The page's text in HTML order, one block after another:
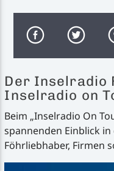
Aktueller Titel
Don’t Make
Lizzo
Der Inselradio
Inselradio on
Beim „Inselradio On
spannenden Einblick
Föhrliebhaber, Firmen